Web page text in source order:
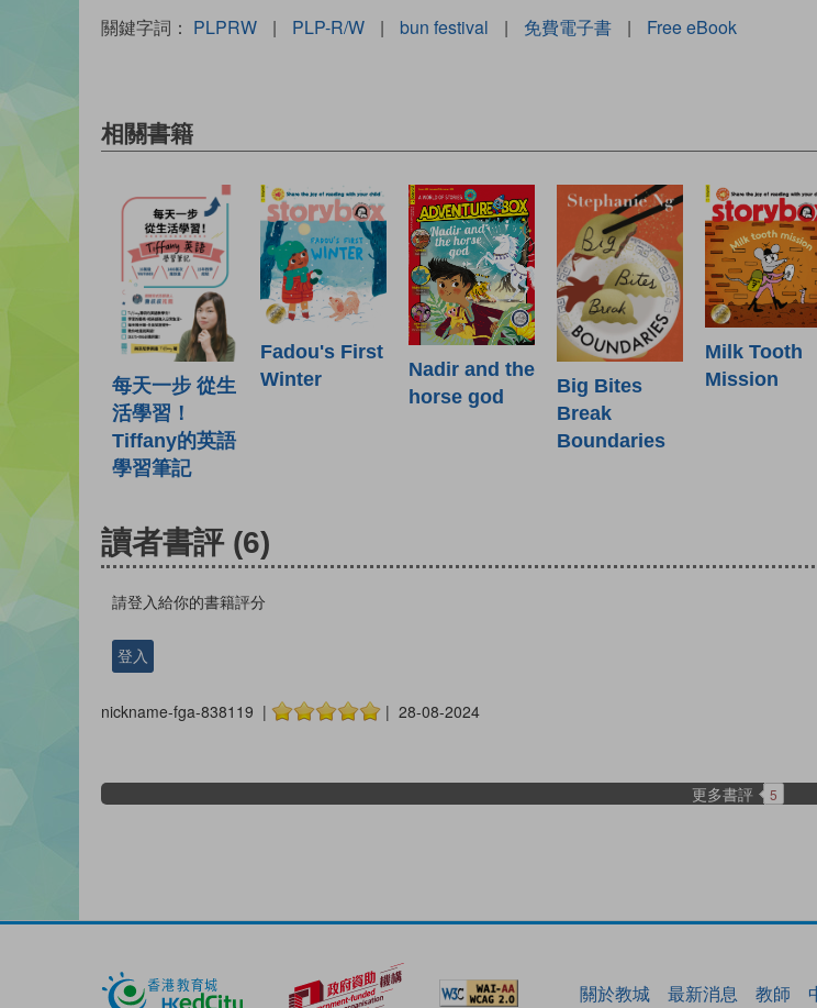
關鍵字詞： PLPRW | PLP-R/W | bun festival | 免費電子書 | Free eBook
相關書籍
每天一步 從生
活學習！
Tiffany的英語
學習筆記
Fadou's First
Winter
Nadir and the
horse god
Big Bites
Break
Boundaries
Milk Tooth
Mission
讀者書評 (6)
請登入給你的書籍評分
登入
nickname-fga-838119 | | 28-08-2024
更多書評 5
關於教城 最新消息 教師